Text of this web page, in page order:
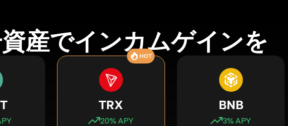
産でインカムゲインを
HOT
TRX
20% APY
BNB
3% APY